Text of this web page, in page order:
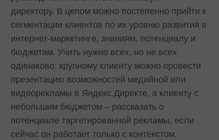
директору. В целом можно постепенно прийти к
сегментации клиентов по их уровню развития в
интернет-маркетинге, знаниям, потенциалу и
бюджетам. Учить нужно всех, но не всех
одинаково: крупному клиенту можно провести
презентацию возможностей медийной или
видеорекламы в Яндекс.Директе, а клиенту с
небольшим бюджетом – рассказать о
потенциале таргетированной рекламы, если
сейчас он работает только с контекстом.